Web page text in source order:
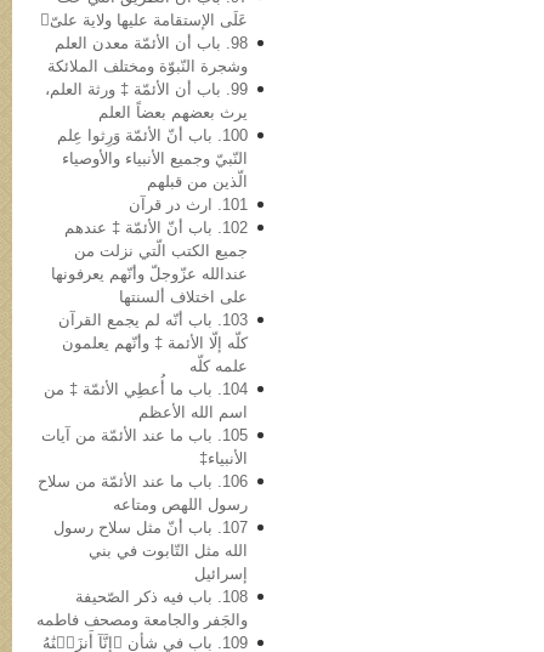
عَلَی الإستقامة علیها ولایة علیّ
98. باب أن الأئمّة معدن العلم
وشجرة النّبوّة ومختلف الملائکة
99. باب أن الأئمّة ‡ ورثة العلم،
یرث بعضهم بعضاً العلم
100. باب أنّ الأئمّة وَرِثوا عِلم
النّبيّ وجمیع الأنبیاء والأوصیاء
الّذین من قبلهم
101. ارث در قرآن
102. باب أنّ الأئمّة ‡ عندهم
جمیع الکتب الّتي نزلت من
عندالله عزّوجلّ وأنّهم یعرفونها
علی اختلاف ألسنتها
103. باب أنّه لم یجمع القرآن
کلّه إلّا الأئمة ‡ وأنّهم یعلمون
علمه کلّه
104. باب ما أُعطِي الأئمّة ‡ من
اسم الله الأعظم
105. باب ما عند الأئمّة من آیات
الأنبیاء‡
106. باب ما عند الأئمّة من سلاح
رسول اللهص ومتاعه
107. باب أنّ مثل سلاح رسول
الله مثل التّابوت في بني
إسرائیل
108. باب فیه ذکر الصّحیفة
والجَفر والجامعة ومصحف فاطمه
109. باب في شأن ﴿إِنَّآ أَنزَلۡنَٰهُ